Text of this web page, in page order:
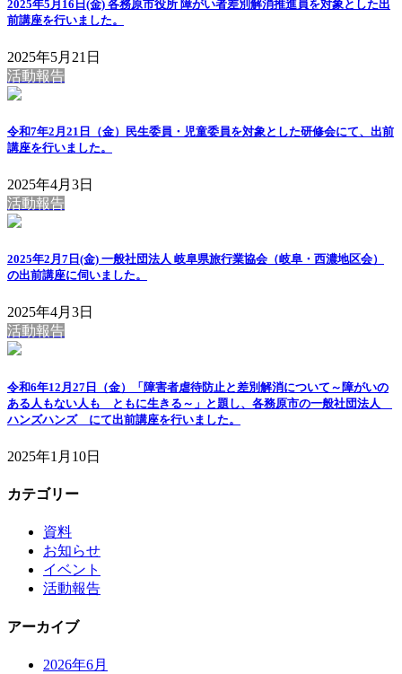
2025年5月16日(金) 各務原市役所 障がい者差別解消推進員を対象とした出
前講座を行いました。
2025年5月21日
活動報告
令和7年2月21日（金）民生委員・児童委員を対象とした研修会にて、出前
講座を行いました。
2025年4月3日
活動報告
2025年2月7日(金) 一般社団法人 岐阜県旅行業協会（岐阜・西濃地区会）
の出前講座に伺いました。
2025年4月3日
活動報告
令和6年12月27日（金）「障害者虐待防止と差別解消について～障がいの
ある人もない人も ともに生きる～」と題し、各務原市の一般社団法人
ハンズハンズ にて出前講座を行いました。
2025年1月10日
カテゴリー
資料
お知らせ
イベント
活動報告
アーカイブ
2026年6月